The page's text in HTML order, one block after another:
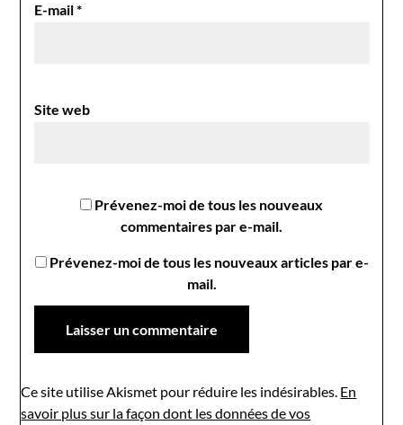
E-mail*
Site web
Prévenez-moi de tous les nouveaux
commentaires par e-mail.
Prévenez-moi de tous les nouveaux articles par e-
mail.
Ce site utilise Akismet pour réduire les indésirables. En
savoir plus sur la façon dont les données de vos